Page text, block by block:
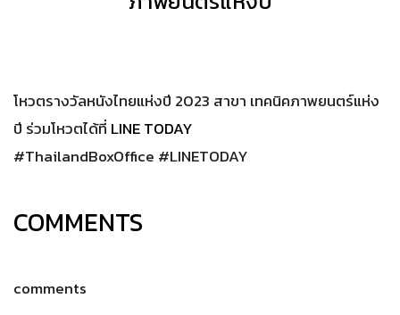
โหวตรางวัลหนังไทยแห่งปี 2023 สาขา เทคนิคภาพยนตร์แห่ง
ปี ร่วมโหวตได้ที่ LINE TODAY
#ThailandBoxOffice #LINETODAY
COMMENTS
comments